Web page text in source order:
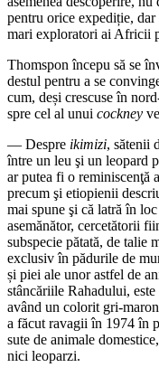
pentru orice expediție,
mari exploratori ai Africii
Thomspon începu să se
destul pentru a se
cum, deși crescuse în
spre cel al unui cockney
— Despre ikimizi, sătenii
între un leu şi un leopard
ar putea fi o reminiscenţă
precum şi etiopienii
mai spune şi că latră în loc
asemănător, cercetătorii
subspecie pătată, de talie
exclusiv în pădurile de
și piei ale unor astfel de
stâncăriile Rahadului,
având un colorit gri-
a făcut ravagii în 1974 în
sute de animale
nici leoparzi.